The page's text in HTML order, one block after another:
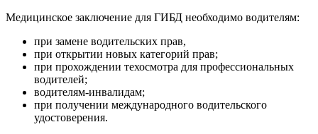
Медицинское заключение для ГИБД необходимо водителям:
при замене водительских прав,
при открытии новых категорий прав;
при прохождении техосмотра для профессиональных
водителей;
водителям-инвалидам;
при получении международного водительского
удостоверения.